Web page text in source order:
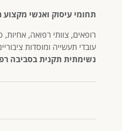
תחומי עיסוק ואנשי מקצוע
רופאים, צוותי רפואה,
עובדי תעשייה ומוסדות
נשימתית תקנית בסביבה